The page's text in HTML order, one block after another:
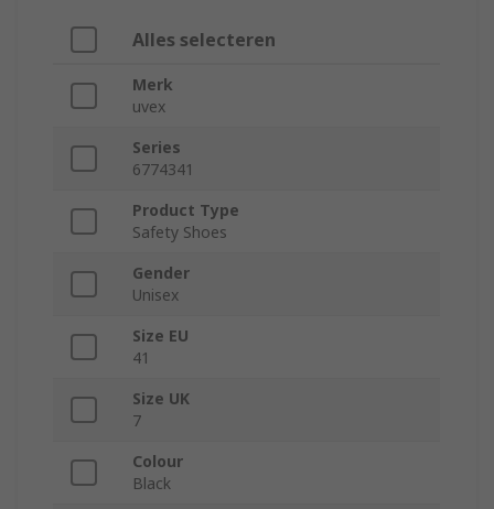
Alles selecteren
Merk
uvex
Series
6774341
Product Type
Safety Shoes
Gender
Unisex
Size EU
41
Size UK
7
Colour
Black